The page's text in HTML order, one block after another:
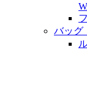
バッグ